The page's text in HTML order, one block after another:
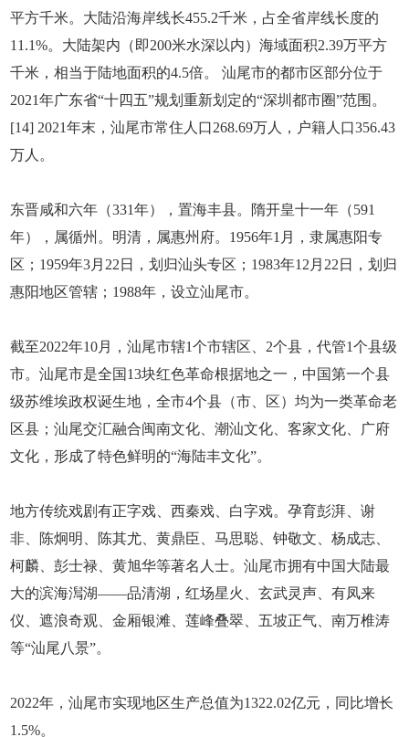
平方千米。大陆沿海岸线长455.2千米，占全省岸线长度的
11.1%。大陆架内（即200米水深以内）海域面积2.39万平方
千米，相当于陆地面积的4.5倍。 汕尾市的都市区部分位于
2021年广东省“十四五”规划重新划定的“深圳都市圈”范围。
[14] 2021年末，汕尾市常住人口268.69万人，户籍人口356.43
万人。
东晋咸和六年（331年），置海丰县。隋开皇十一年（591
年），属循州。明清，属惠州府。1956年1月，隶属惠阳专
区；1959年3月22日，划归汕头专区；1983年12月22日，划归
惠阳地区管辖；1988年，设立汕尾市。
截至2022年10月，汕尾市辖1个市辖区、2个县，代管1个县级
市。汕尾市是全国13块红色革命根据地之一，中国第一个县
级苏维埃政权诞生地，全市4个县（市、区）均为一类革命老
区县；汕尾交汇融合闽南文化、潮汕文化、客家文化、广府
文化，形成了特色鲜明的“海陆丰文化”。
地方传统戏剧有正字戏、西秦戏、白字戏。孕育彭湃、谢
非、陈炯明、陈其尤、黄鼎臣、马思聪、钟敬文、杨成志、
柯麟、彭士禄、黄旭华等著名人士。汕尾市拥有中国大陆最
大的滨海澙湖——品清湖，红场星火、玄武灵声、有凤来
仪、遮浪奇观、金厢银滩、莲峰叠翠、五坡正气、南万椎涛
等“汕尾八景”。
2022年，汕尾市实现地区生产总值为1322.02亿元，同比增长
1.5%。